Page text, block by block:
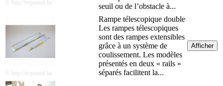
© http://ergomed.be
seuil ou de l’obstacle à...
© http://ergomed.be
Rampe télescopique double
Les rampes télescopiques
sont des rampes extensibles
grâce à un système de
coulissement. Les modèles
présentés en deux « rails »
séparés facilitent la...
Afficher